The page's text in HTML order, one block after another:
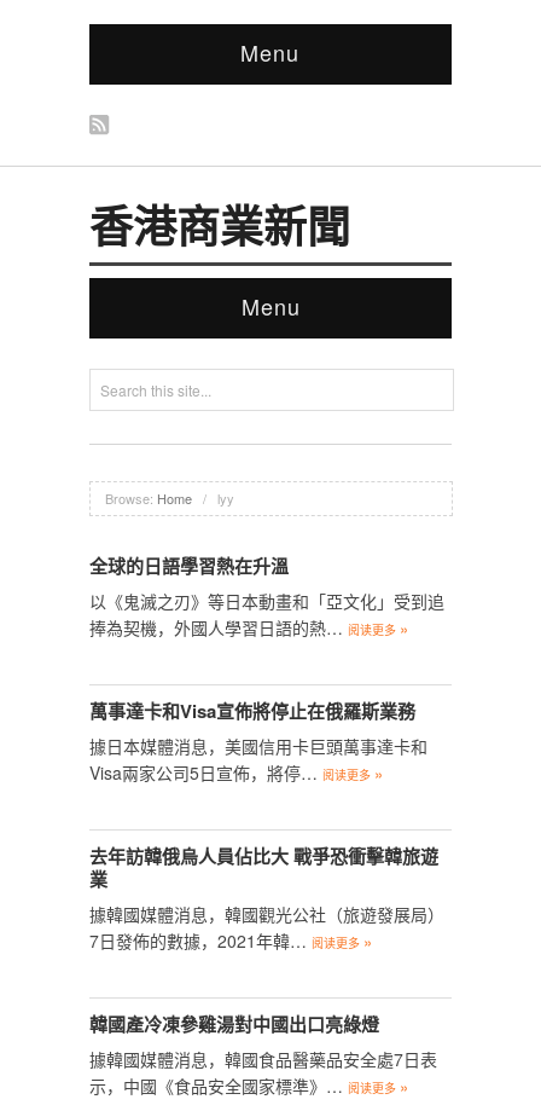
Menu
香港商業新聞
Menu
Browse: Home / lyy
全球的日語學習熱在升溫
以《鬼滅之刃》等日本動畫和「亞文化」受到追
捧為契機，外國人學習日語的熱… 阅读更多 »
萬事達卡和Visa宣佈將停止在俄羅斯業務
據日本媒體消息，美國信用卡巨頭萬事達卡和
Visa兩家公司5日宣佈，將停… 阅读更多 »
去年訪韓俄烏人員佔比大 戰爭恐衝擊韓旅遊
業
據韓國媒體消息，韓國觀光公社（旅遊發展局）
7日發佈的數據，2021年韓… 阅读更多 »
韓國產冷凍參雞湯對中國出口亮綠燈
據韓國媒體消息，韓國食品醫藥品安全處7日表
示，中國《食品安全國家標準》… 阅读更多 »